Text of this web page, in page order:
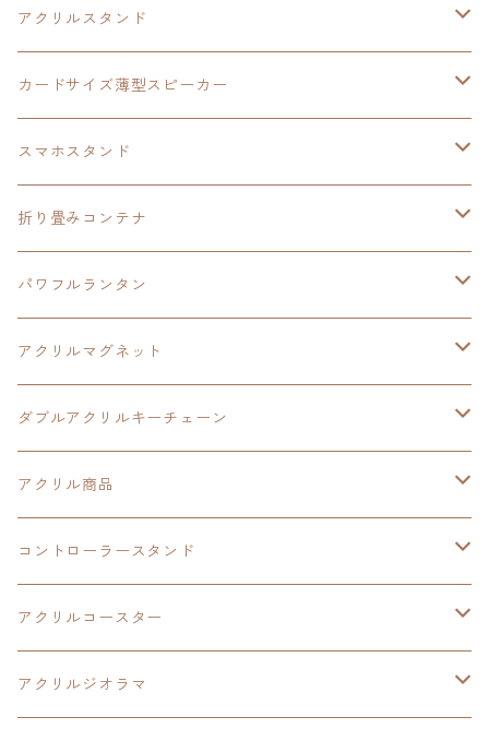
イースⅧ
創の軌跡
HOT-SHOT
イースⅨ
閃の軌跡Ⅳ
黎の軌跡Ⅱ
碧の軌跡：改
閃の軌跡Ⅲ
黎の軌跡
黎の軌跡Ⅱ
イースⅧ
軌跡シリーズ20周年記念
黎の軌跡
アクリルスタンド
オーロラ
カードサイズ薄型スピーカー
黎の軌跡
40周年記念
スマホスタンド
ワイヤレス充電スマホスタンド
黎の軌跡
折り畳みコンテナ
黎の軌跡Ⅱ
イースⅧ
イースⅩ
創の軌跡
パワフルランタン
創の軌跡
アクリルマグネット
創の軌跡
界の軌跡
ダブルアクリルキーチェーン
創の軌跡
アクリル商品
LEDアクリルカード
界の軌跡
アクリルジオラマ
コントローラースタンド
イースⅨ
閃の軌跡Ⅳ
アクリルコースター
イースⅧ
アクリルジオラマ